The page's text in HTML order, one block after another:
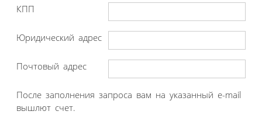
КПП
Юридический адрес
Почтовый адрес
После заполнения запроса вам на указанный e-mail
вышлют счет.